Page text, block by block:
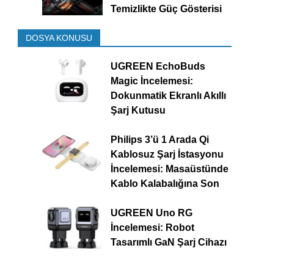
Temizlikte Güç Gösterisi
DOSYA KONUSU
UGREEN EchoBuds
Magic İncelemesi:
Dokunmatik Ekranlı Akıllı
Şarj Kutusu
Philips 3’ü 1 Arada Qi
Kablosuz Şarj İstasyonu
İncelemesi: Masaüstünde
Kablo Kalabalığına Son
UGREEN Uno RG
İncelemesi: Robot
Tasarımlı GaN Şarj Cihazı